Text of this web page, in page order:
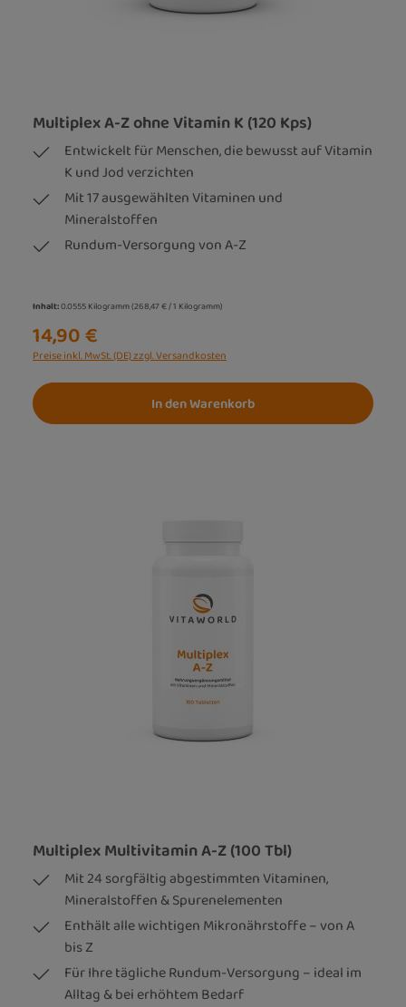
Multiplex A-Z ohne Vitamin K (120 Kps)
Entwickelt für Menschen, die bewusst auf Vitamin
K und Jod verzichten
Mit 17 ausgewählten Vitaminen und
Mineralstoffen
Rundum-Versorgung von A-Z
Inhalt:0.0555 Kilogramm(268,47 € / 1 Kilogramm)
14,90 €
Preise inkl. MwSt. (DE) zzgl. Versandkosten
In den Warenkorb
Multiplex Multivitamin A-Z (100 Tbl)
Mit 24 sorgfältig abgestimmten Vitaminen,
Mineralstoffen & Spurenelementen
Enthält alle wichtigen Mikronährstoffe – von A
bis Z
Für Ihre tägliche Rundum-Versorgung – ideal im
Alltag & bei erhöhtem Bedarf